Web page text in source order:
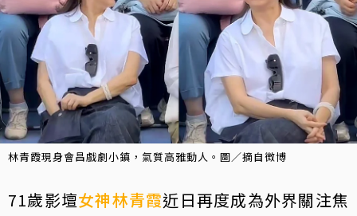
林青霞現身會昌戲劇小鎮，氣質高雅動人。圖／摘自微博
71歲影壇女神林青霞近日再度成為外界關注焦